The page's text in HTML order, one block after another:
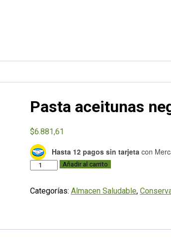
Pasta aceitunas
$6.881,61
Hasta 12 pagos sin tarjetacon
Pasta
aceitunas
220gr
Añadir al carrito
Categorías: Almacen Saludable,